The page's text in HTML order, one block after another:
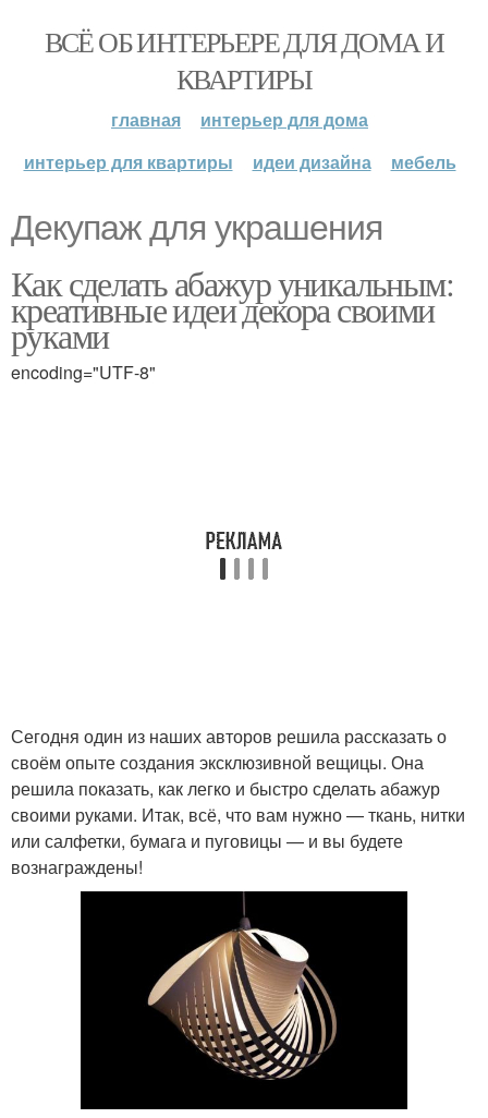
ВСЁ ОБ ИНТЕРЬЕРЕ ДЛЯ ДОМА И
КВАРТИРЫ
главная
интерьер для дома
интерьер для квартиры
идеи дизайна мебель
Декупаж для украшения
Как сделать абажур уникальным:
креативные идеи декора своими
руками
encoding="UTF-8"
Сегодня один из наших авторов решила рассказать о
своём опыте создания эксклюзивной вещицы. Она
решила показать, как легко и быстро сделать абажур
своими руками. Итак, всё, что вам нужно — ткань, нитки
или салфетки, бумага и пуговицы — и вы будете
вознаграждены!